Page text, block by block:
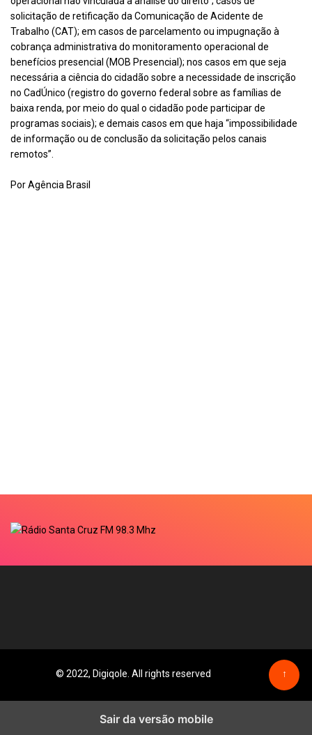
solicitação de retificação da Comunicação de Acidente de
Trabalho (CAT); em casos de parcelamento ou impugnação à
cobrança administrativa do monitoramento operacional de
benefícios presencial (MOB Presencial); nos casos em que seja
necessária a ciência do cidadão sobre a necessidade de inscrição
no CadÚnico (registro do governo federal sobre as famílias de
baixa renda, por meio do qual o cidadão pode participar de
programas sociais); e demais casos em que haja “impossibilidade
de informação ou de conclusão da solicitação pelos canais
remotos”.
Por Agência Brasil
© 2022, Digiqole. All rights reserved ↑
Sair da versão mobile